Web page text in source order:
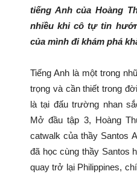
tiếng Anh của Hoàng
nhiều khi cô tự tin
của mình đi khám phá
Tiếng Anh là một trong
trọng và cần thiết trong
là tại đấu trường nhan
Mở đầu tập 3, Hoàng
catwalk của thầy Santos
đã học cùng thầy Santos
quay trở lại Philippines,